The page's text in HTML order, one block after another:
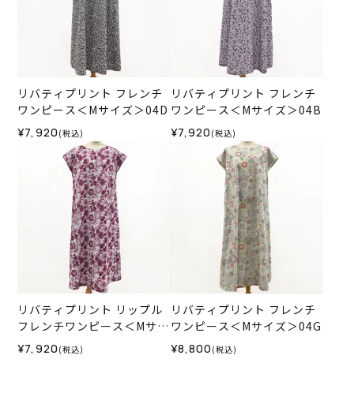
リバティプリント フレンチ
ワンピース＜Mサイズ＞04D
¥7,920 (税込)
リバティプリント フレンチ
ワンピース＜Mサイズ＞04B
¥7,920 (税込)
リバティプリント リップル
フレンチワンピース＜Mサイ
ズ＞03E
¥7,920 (税込)
リバティプリント フレンチ
ワンピース＜Mサイズ＞04G
¥8,800 (税込)